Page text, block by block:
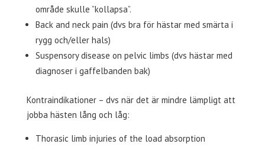
område skulle ”kollapsa”.
Back and neck pain (dvs bra för hästar med smärta i
rygg och/eller hals)
Suspensory disease on pelvic limbs (dvs hästar med
diagnoser i gaffelbanden bak)
Kontraindikationer – dvs när det är mindre lämpligt att
jobba hästen lång och låg:
Thorasic limb injuries of the load absorption